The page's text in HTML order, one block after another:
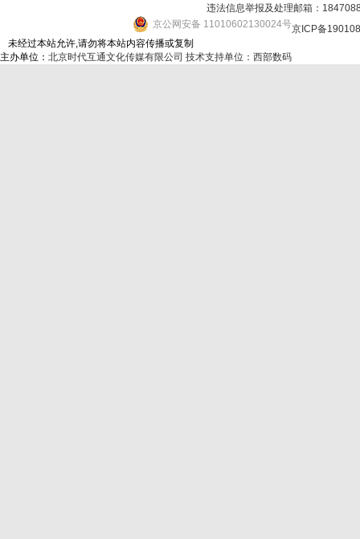
违法信息举报及处理邮箱：
京公网安备 11010602130024号京ICP备
未经过本站允许,请勿将本站内容传播或复制
主办单位： 北京时代互通文化传媒有限公司 技术支持单位：西部数码